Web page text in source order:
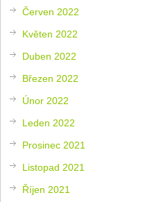
Červen 2022
Květen 2022
Duben 2022
Březen 2022
Únor 2022
Leden 2022
Prosinec 2021
Listopad 2021
Říjen 2021